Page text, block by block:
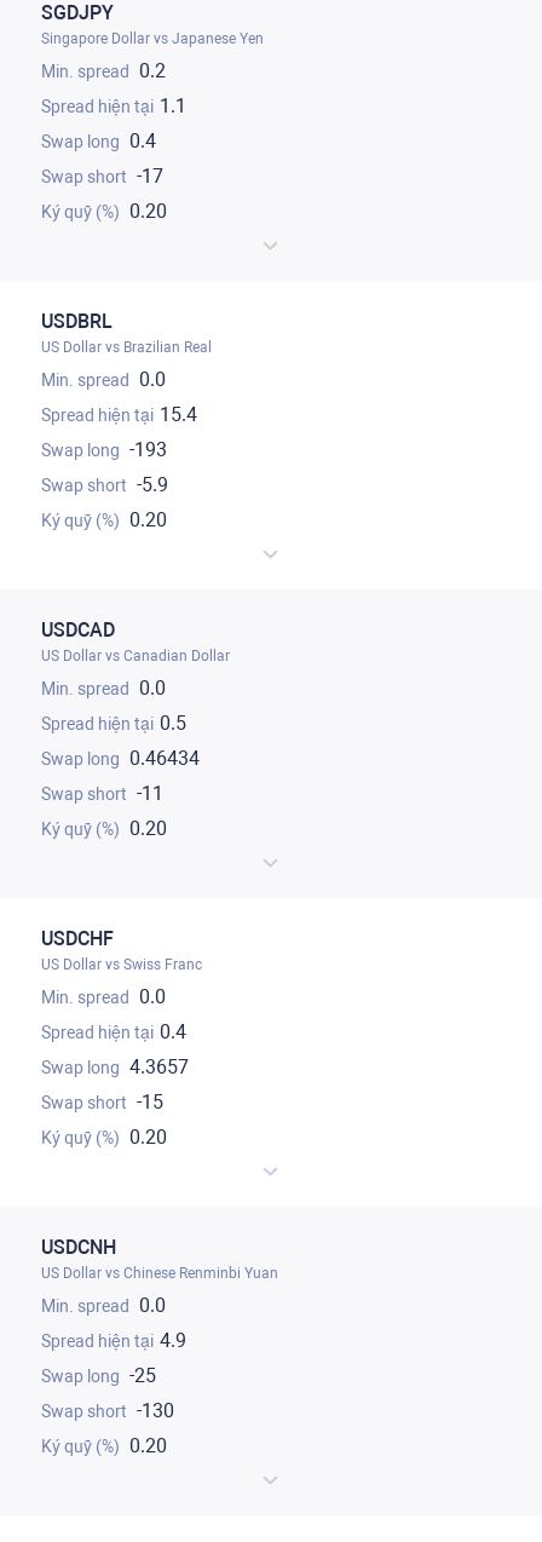
SGDJPY
Singapore Dollar vs Japanese Yen
0.2
1.1
0.4
-17
0.20
USDBRL
US Dollar vs Brazilian Real
0.0
15.4
-193
-5.9
0.20
USDCAD
US Dollar vs Canadian Dollar
0.0
0.5
0.46434
-11
0.20
USDCHF
US Dollar vs Swiss Franc
0.0
0.4
4.3657
-15
0.20
USDCNH
US Dollar vs Chinese Renminbi Yuan
0.0
4.9
-25
-130
0.20